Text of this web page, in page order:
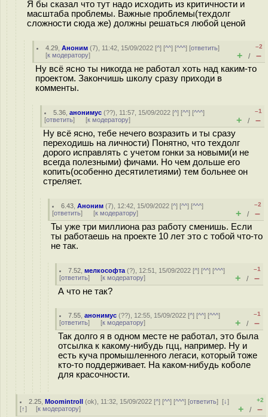
Я бы сказал что тут надо исходить из критичности и
масштаба проблемы. Важные проблемы(техдолг
сложности сюда же) должны решаться любой ценой
4.29 ,Аноним (7), 11:42, 15/09/2022 [^] [^^] [^^^] [ответить]
[к модератору]
–2
+ / –
Ну всё ясно ты никогда не работал хоть над каким-то
проектом. Закончишь школу сразу приходи в
комменты.
5.36 ,анонимус (??), 11:57, 15/09/2022 [^] [^^] [^^^]
[ответить] [к модератору]
–1
+ / –
Ну всё ясно, тебе нечего возразить и ты сразу
переходишь на личности) Понятно, что техдолг
дорого исправлять с учетом гонки за новыми(и не
всегда полезными) фичами. Но чем дольше его
копить(особенно десятилетиями) тем больнее он
стреляет.
6.43 ,Аноним (7), 12:42, 15/09/2022 [^] [^^] [^^^]
[ответить] [к модератору]
–2
+ / –
Ты уже три миллиона раз работу сменишь. Если
ты работаешь на проекте 10 лет это с тобой что-то
не так.
7.52 ,мелкософта (?), 12:51, 15/09/2022 [^] [^^] [^^^]
[ответить] [к модератору]
–1
+ / –
А что не так?
7.55 ,анонимус (??), 12:55, 15/09/2022 [^] [^^] [^^^]
[ответить] [к модератору]
–1
+ / –
Так долго я в одном месте не работал, это была
отсылка к какому-нибудь гцц, например. Ну и
есть куча промышленного легаси, который тоже
кто-то поддерживает. На каком-нибудь коболе
для красочности.
2.25 ,Moomintroll (ok), 11:32, 15/09/2022 [^] [^^] [^^^] [ответить][↓]
[↑] [к модератору]
+2
+ / –